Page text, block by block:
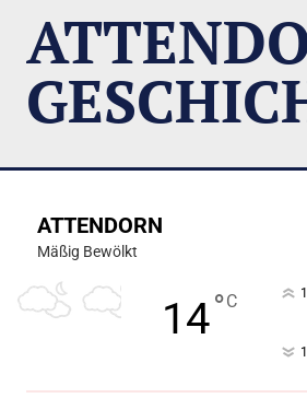
ATTENDORN
Mäßig Bewölkt
14°C